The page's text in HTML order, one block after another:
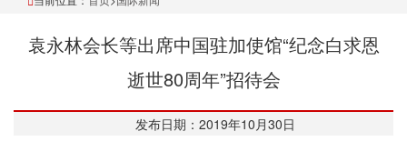
袁永林会长等出席中国驻加使馆“纪念白求恩
逝世80周年”招待会
发布日期：2019年10月30日